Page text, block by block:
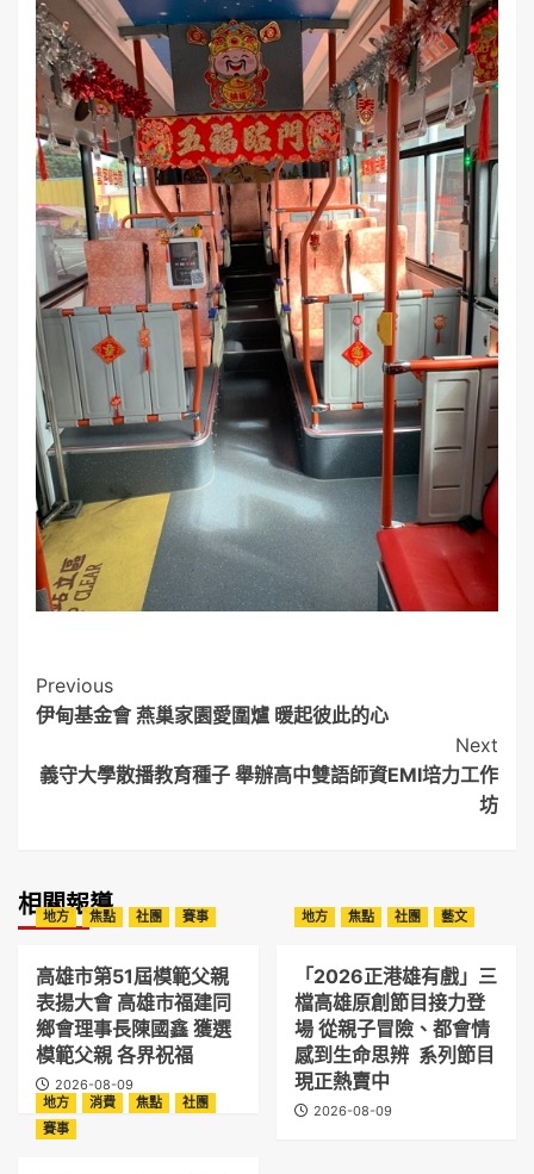
Post
Navigation
Previous
伊甸基金會 燕巢家園愛圍爐 暖起彼此的心
Next
義守大學散播教育種子 舉辦高中雙語師資EMI培力工作
坊
相關報導
地方 焦點 社團 賽事
高雄市第51屆模範父親
表揚大會 高雄市福建同
鄉會理事長陳國鑫 獲選
模範父親 各界祝福
2026-08-09
地方 焦點 社團 藝文
「2026正港雄有戲」三
檔高雄原創節目接力登
場 從親子冒險、都會情
感到生命思辨 系列節目
現正熱賣中
2026-08-09
地方 消費 焦點
社團
賽事